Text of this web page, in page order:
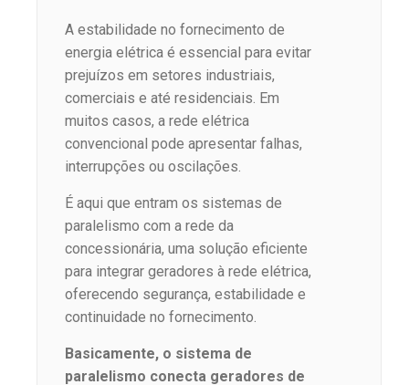
A estabilidade no fornecimento de
energia elétrica é essencial para evitar
prejuízos em setores industriais,
comerciais e até residenciais. Em
muitos casos, a rede elétrica
convencional pode apresentar falhas,
interrupções ou oscilações.
É aqui que entram os sistemas de
paralelismo com a rede da
concessionária, uma solução eficiente
para integrar geradores à rede elétrica,
oferecendo segurança, estabilidade e
continuidade no fornecimento.
Basicamente, o sistema de
paralelismo conecta geradores de